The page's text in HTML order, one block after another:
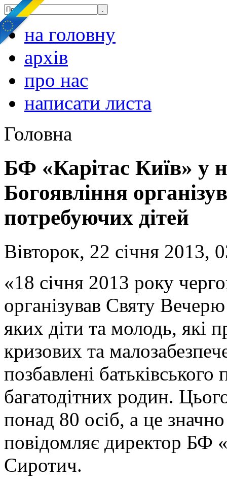
на головну
архів
про нас
написати листа
Головна
БФ «Карітас Київ» у
Богоявління
потребуючих дітей
Вівторок, 22 січня 2013,
«18 січня 2013 року
організував Святу
яких діти та молодь, які
кризових та
позбавлені батьківського
багатодітних родин.
понад 80 осіб, а це
повідомляє директор БФ
Сиротич.